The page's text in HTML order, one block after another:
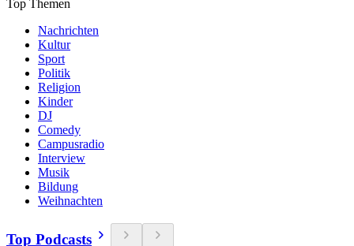
Top Themen
Nachrichten
Kultur
Sport
Politik
Religion
Kinder
DJ
Comedy
Campusradio
Interview
Musik
Bildung
Weihnachten
Top Podcasts